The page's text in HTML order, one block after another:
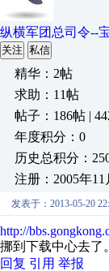
纵横军团总司令--
关注 私信
精华：2帖
求助：11帖
帖子：186帖 |
年度积分：0
历史总积分：
注册：2005年11
发表于：2013-05-20
http://
挪到下载中心去了
回复 引用 举报